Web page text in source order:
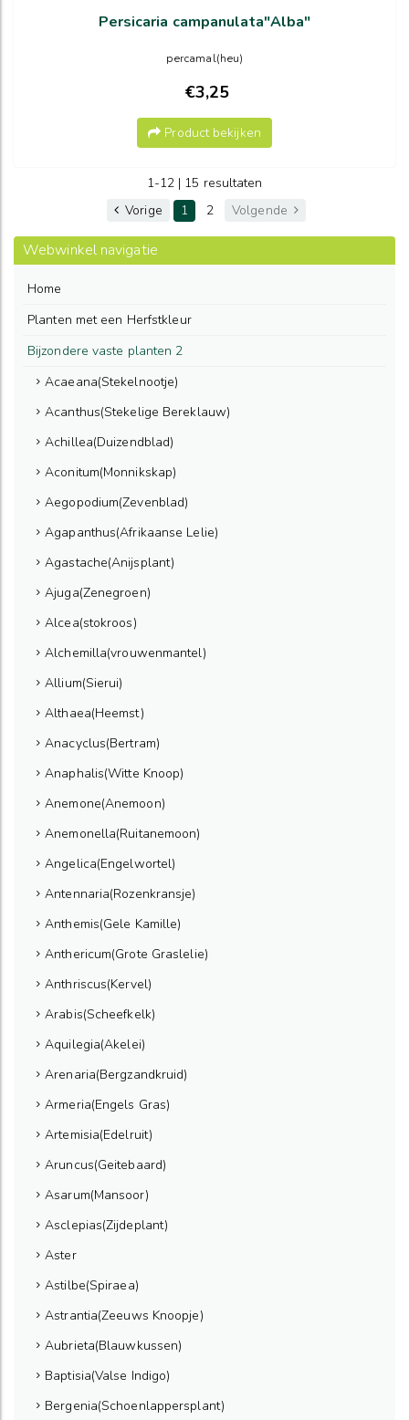
Persicaria campanulata"Alba"
percamal(heu)
€3,25
Product bekijken
1-12 | 15 resultaten
Vorige
1 2 Volgende
Webwinkel navigatie
Home
Planten met een Herfstkleur
Bijzondere vaste planten 2
Acaeana(Stekelnootje)
Acanthus(Stekelige Bereklauw)
Achillea(Duizendblad)
Aconitum(Monnikskap)
Aegopodium(Zevenblad)
Agapanthus(Afrikaanse Lelie)
Agastache(Anijsplant)
Ajuga(Zenegroen)
Alcea(stokroos)
Alchemilla(vrouwenmantel)
Allium(Sierui)
Althaea(Heemst)
Anacyclus(Bertram)
Anaphalis(Witte Knoop)
Anemone(Anemoon)
Anemonella(Ruitanemoon)
Angelica(Engelwortel)
Antennaria(Rozenkransje)
Anthemis(Gele Kamille)
Anthericum(Grote Graslelie)
Anthriscus(Kervel)
Arabis(Scheefkelk)
Aquilegia(Akelei)
Arenaria(Bergzandkruid)
Armeria(Engels Gras)
Artemisia(Edelruit)
Aruncus(Geitebaard)
Asarum(Mansoor)
Asclepias(Zijdeplant)
Aster
Astilbe(Spiraea)
Astrantia(Zeeuws Knoopje)
Aubrieta(Blauwkussen)
Baptisia(Valse Indigo)
Bergenia(Schoenlappersplant)